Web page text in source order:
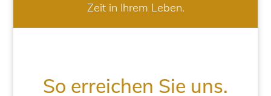
Zeit in Ihrem Leben.
So erreichen Sie uns.